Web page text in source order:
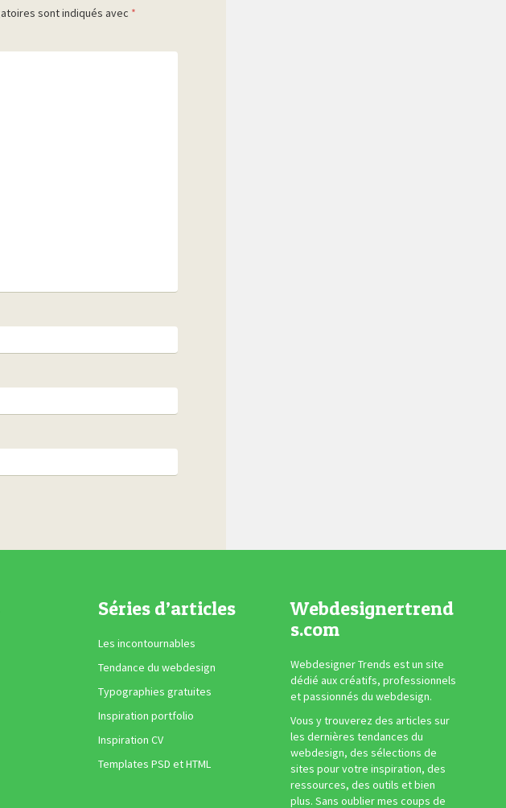
sont indiqués avec *
Séries d’articles
Les incontournables
Tendance du webdesign
Typographies gratuites
Inspiration portfolio
Inspiration CV
Templates PSD et HTML
Webdesignertrend
s.com
Webdesigner Trends est un site
dédié aux créatifs, professionnels
et passionnés du webdesign.
Vous y trouverez des articles sur
les dernières tendances du
webdesign, des sélections de
sites pour votre inspiration, des
ressources, des outils et bien
plus. Sans oublier mes coups de